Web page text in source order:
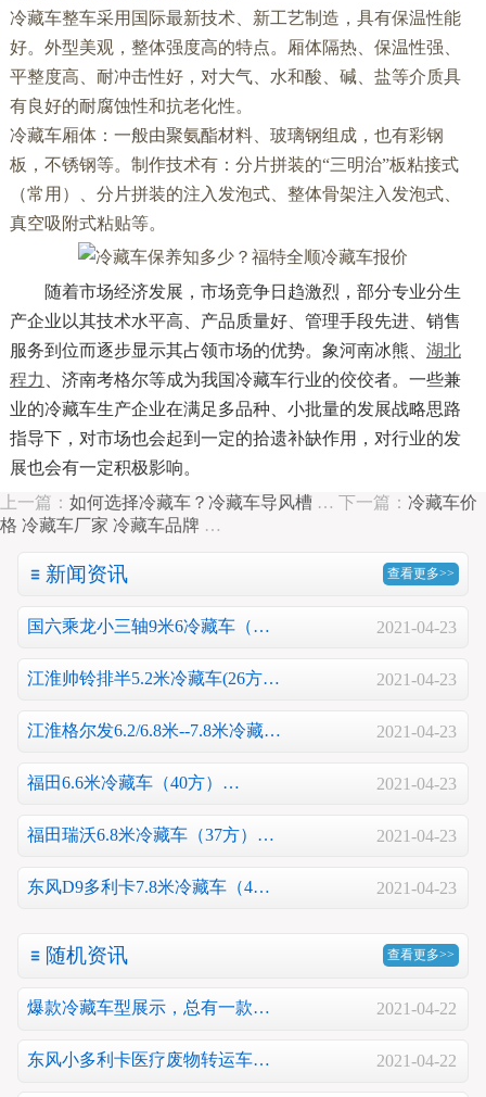
冷藏车整车采用国际最新技术、新工艺制造，具有保温性能
好。外型美观，整体强度高的特点。厢体隔热、保温性强、
平整度高、耐冲击性好，对大气、水和酸、碱、盐等介质具
有良好的耐腐蚀性和抗老化性。
冷藏车厢体：一般由聚氨酯材料、玻璃钢组成，也有彩钢
板，不锈钢等。制作技术有：分片拼装的“三明治”板粘接式
（常用）、分片拼装的注入发泡式、整体骨架注入发泡式、
真空吸附式粘贴等。
随着市场经济发展，市场竞争日趋激烈，部分专业分生
产企业以其技术水平高、产品质量好、管理手段先进、销售
服务到位而逐步显示其占领市场的优势。象河南冰熊、 湖北
程力
、济南考格尔等成为我国冷藏车行业的佼佼者。一些兼
业的冷藏车生产企业在满足多品种、小批量的发展战略思路
指导下，对市场也会起到一定的拾遗补缺作用，对行业的发
展也会有一定积极影响。
上一篇： 如何选择冷藏车？冷藏车导风槽 … 下一篇： 冷藏车价
格 冷藏车厂家 冷藏车品牌 …
新闻资讯 查看更多>>
国六乘龙小三轴9米6冷藏车（… 2021-04-23
江淮帅铃排半5.2米冷藏车(26方… 2021-04-23
江淮格尔发6.2/6.8米--7.8米冷藏… 2021-04-23
福田6.6米冷藏车（40方）… 2021-04-23
福田瑞沃6.8米冷藏车（37方）… 2021-04-23
东风D9多利卡7.8米冷藏车（4… 2021-04-23
随机资讯 查看更多>>
爆款冷藏车型展示，总有一款… 2021-04-22
东风小多利卡医疗废物转运车… 2021-04-22